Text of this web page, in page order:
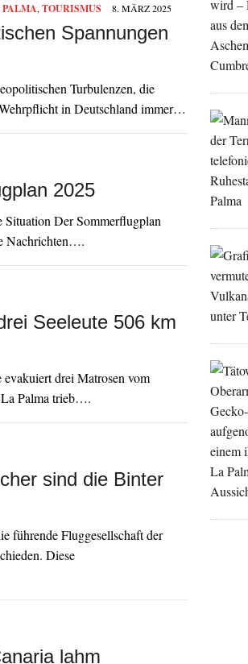
, TOURISMUS 8. MÄRZ 2025
Spannungen
Turbulenzen, die
in Deutschland immer…
2025
Der Sommerflugplan
Nachrichten….
Seeleute 506 km
drei Matrosen vom
La Palma trieb….
sind die Binter
führende Fluggesellschaft der
Diese
lahm